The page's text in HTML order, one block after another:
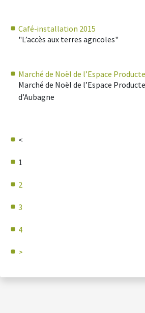
Café-installation 2015
"L’accès aux terres agricoles"
Marché de Noël de l’Espace
Marché de Noël de l’Espace
d’Aubagne
<
1
2
3
4
>